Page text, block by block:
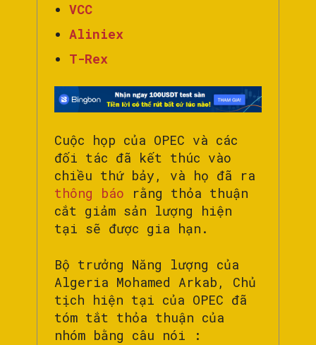
VCC
Aliniex
T-Rex
Cuộc họp của OPEC và các
đối tác đã kết thúc vào
chiều thứ bảy, và họ đã ra
thông báo rằng thỏa thuận
cắt giảm sản lượng hiện
tại sẽ được gia hạn.
Bộ trưởng Năng lượng của
Algeria Mohamed Arkab, Chủ
tịch hiện tại của OPEC đã
tóm tắt thỏa thuận của
nhóm bằng câu nói :